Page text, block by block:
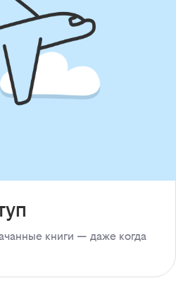
книги — даже когда